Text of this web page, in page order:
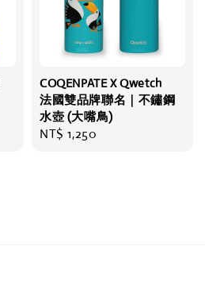
COQENPATE X Qwetch
法國雙品牌聯名｜不鏽鋼
水壺 (大嘴鳥)
Regular
NT$ 1,250